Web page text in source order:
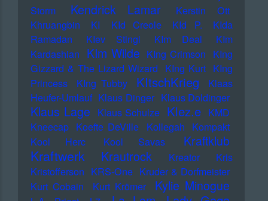
Storm
Kendrick Lamar
Kerstin Ott
Khruangbin
KI KId Creole KId P.
KIda
Ramadan
KIev Stingl KIm Deal
KIm
Kardashian KIm Wilde KIng Crimson KIng
Gizzard & The Lizard Wizard KIng Kurt KIng
Princess
KIng Tubby KItschKrieg
Klaas
Heufer-Umlauf Klaus Dinger Klaus Doldinger
Klaus Lage Klaus Schulze Klez.e KMD
Kneecap Koefte DeVille Kollegah Kompakt
Kool Herc
Kool Savas Kraftklub
Kraftwerk Krautrock Kreator
Kris
Kristofferson KRS-One Kruder & Dorfmeister
Kurt Cobain
Kurt Krömer Kylie Minogue